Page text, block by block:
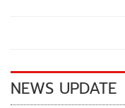
k k
NEWS UPDATE